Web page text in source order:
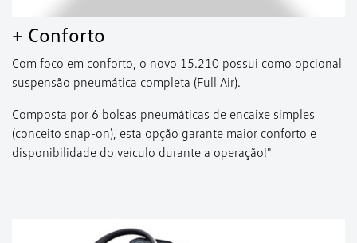
+ Conforto
Com foco em conforto, o novo 15.210 possui como opcional
suspensão pneumática completa (Full Air).
Composta por 6 bolsas pneumáticas de encaixe simples
(conceito snap-on), esta opção garante maior conforto e
disponibilidade do veículo durante a operação!"